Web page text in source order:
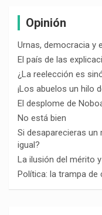
Opinión
Urnas, democracia y
El país de las
¿La reelección es
¡Los abuelos un hilo
El desplome de
No está bien
Si desaparecieras
igual?
La ilusión del mérito
Política: la trampa de